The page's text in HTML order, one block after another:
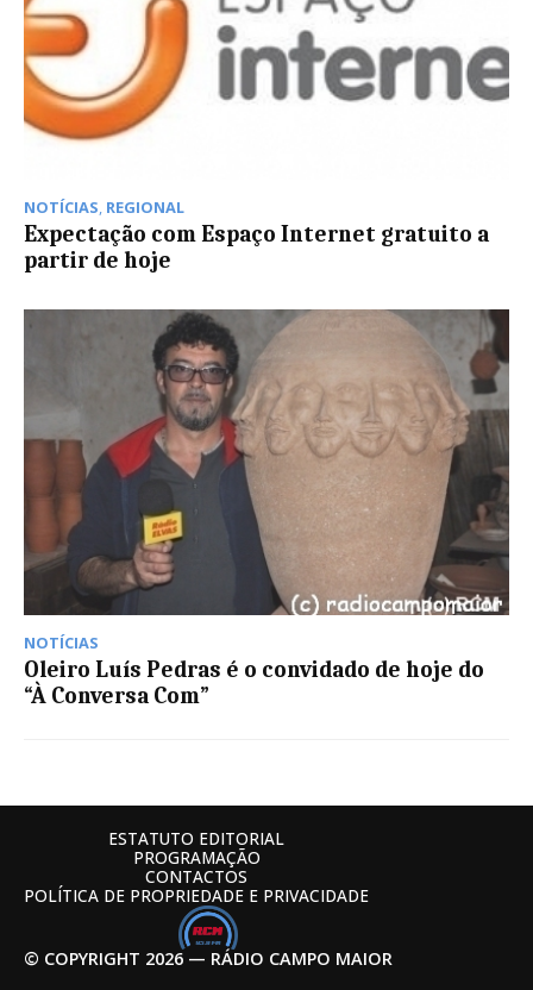
NOTÍCIAS, REGIONAL
Expectação com Espaço Internet gratuito a
partir de hoje
NOTÍCIAS
Oleiro Luís Pedras é o convidado de hoje do
“À Conversa Com”
© COPYRIGHT 2026 — RÁDIO CAMPO MAIOR
ESTATUTO EDITORIAL
PROGRAMAÇÃO
CONTACTOS
POLÍTICA DE PROPRIEDADE E PRIVACIDADE